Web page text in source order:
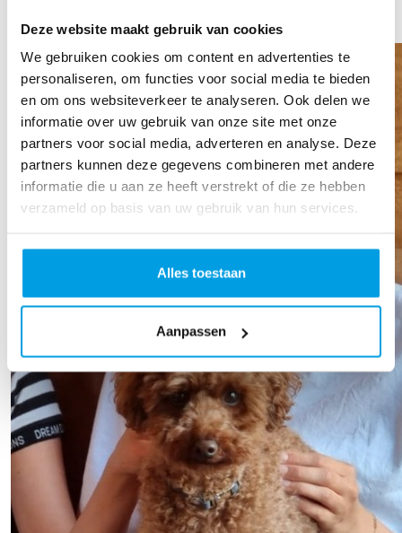
Deze website maakt gebruik van cookies
We gebruiken cookies om content en advertenties te
personaliseren, om functies voor social media te bieden
en om ons websiteverkeer te analyseren. Ook delen we
informatie over uw gebruik van onze site met onze
partners voor social media, adverteren en analyse. Deze
partners kunnen deze gegevens combineren met andere
informatie die u aan ze heeft verstrekt of die ze hebben
verzameld op basis van uw gebruik van hun services.
Alles toestaan
Aanpassen